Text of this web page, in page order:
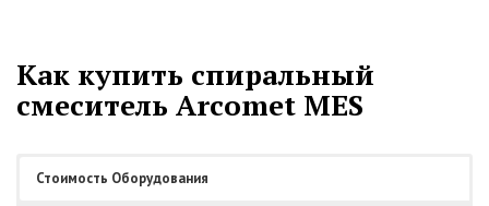
Как купить спиральный
смеситель Arcomet MES
Стоимость Оборудования